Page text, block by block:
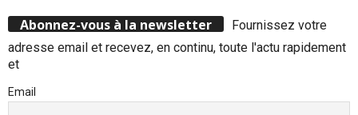
Abonnez-vous à la newsletter
Fournissez votre
adresse email et recevez, en continu, toute l'actu rapidement
et
Email